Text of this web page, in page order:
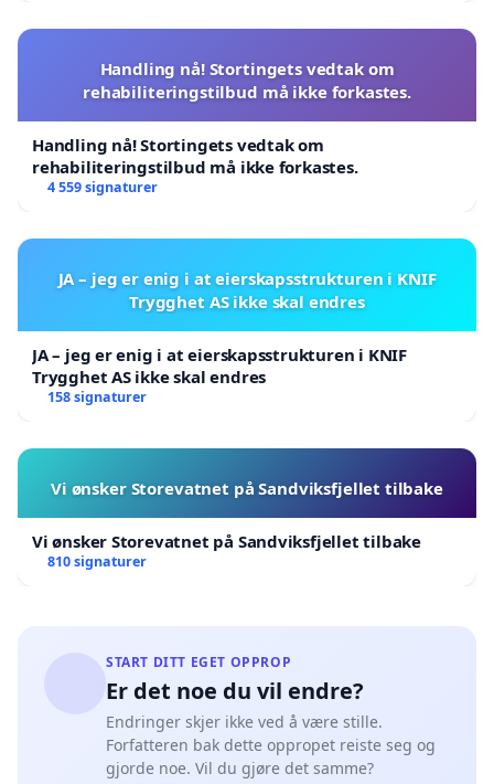
Handling nå! Stortingets vedtak om
rehabiliteringstilbud må ikke forkastes.
Handling nå! Stortingets vedtak om
rehabiliteringstilbud må ikke forkastes.
4 559 signaturer
JA – jeg er enig i at eierskapsstrukturen i KNIF
Trygghet AS ikke skal endres
JA – jeg er enig i at eierskapsstrukturen i KNIF
Trygghet AS ikke skal endres
158 signaturer
Vi ønsker Storevatnet på Sandviksfjellet tilbake
Vi ønsker Storevatnet på Sandviksfjellet tilbake
810 signaturer
START DITT EGET OPPROP
Er det noe du vil endre?
Endringer skjer ikke ved å være stille.
Forfatteren bak dette oppropet reiste seg og
gjorde noe. Vil du gjøre det samme?